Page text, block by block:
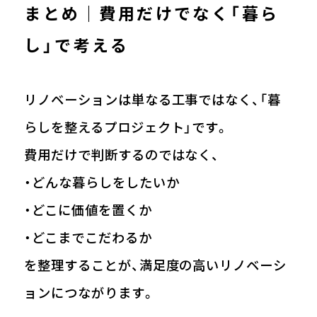
まとめ｜費用だけでなく「暮ら
し」で考える
リノベーションは単なる工事ではなく、「暮
らしを整えるプロジェクト」です。
費用だけで判断するのではなく、
・どんな暮らしをしたいか
・どこに価値を置くか
・どこまでこだわるか
を整理することが、満足度の高いリノベーシ
ョンにつながります。